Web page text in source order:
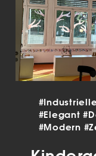
#Elegant
#Modern